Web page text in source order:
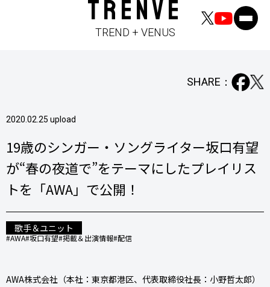
TRENVE
TREND + VENUS
2020.02.25 upload
SHARE：
19歳のシンガー・ソングライター坂口有望
が“春の夜道で”をテーマにしたプレイリス
トを「AWA」で公開！
歌手＆ユニット
#AWA#坂口有望#掲載＆出演情報#配信
AWA株式会社（本社：東京都港区、代表取締役社長：小野哲太郎）